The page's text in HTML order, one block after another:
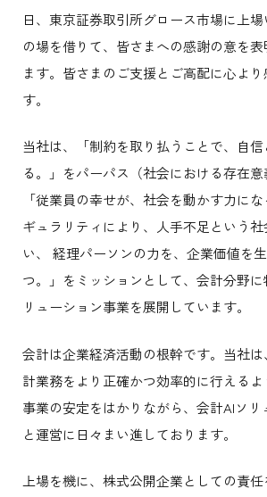
日、東京証券取引所グロース市場に上
の場を借りて、皆さまへの感謝の意を
ます。皆さまのご支援とご高配に心よ
す。
当社は、「制約を取り払うことで、自
る。」をパーパス（社会における存在意
「従業員の幸せが、社会を動かす力に
ギュラリティにより、人手不足という
い、 経理パーソンの力を、企業価値を
つ。」をミッションとして、会計分野に
リューション事業を展開しています。
会計は企業経済活動の根幹です。当社
計業務をより正確かつ効率的に行える
事業の安定をはかりながら、会計AIソ
と運営に日々まい進しております。
上場を機に、株式公開企業としての責